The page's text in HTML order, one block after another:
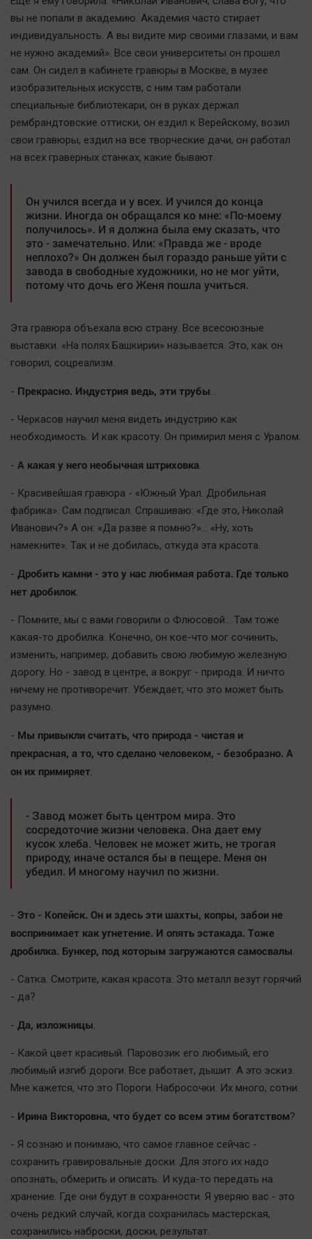
вы не попали в академию. Академия часто стирает
индивидуальность. А вы видите мир своими глазами, и вам
не нужно академий». Все свои университеты он прошел
сам. Он сидел в кабинете гравюры в Москве, в музее
изобразительных искусств, с ним там работали
специальные библиотекари, он в руках держал
рембрандтовские оттиски, он ездил к Верейскому, возил
свои гравюры, ездил на все творческие дачи, он работал
на всех граверных станках, какие бывают.
Он учился всегда и у всех. И учился до конца
жизни. Иногда он обращался ко мне: «По-моему
получилось». И я должна была ему сказать, что
это - замечательно. Или: «Правда же - вроде
неплохо?» Он должен был гораздо раньше уйти с
завода в свободные художники, но не мог уйти,
потому что дочь его Женя пошла учиться.
Эта гравюра объехала всю страну. Все всесоюзные
выставки. «На полях Башкирии» называется. Это, как он
говорил, соцреализм.
- Прекрасно. Индустрия ведь, эти трубы…
- Черкасов научил меня видеть индустрию как
необходимость. И как красоту. Он примирил меня с Уралом.
- А какая у него необычная штриховка.
- Красивейшая гравюра - «Южный Урал. Дробильная
фабрика». Сам подписал. Спрашиваю: «Где это, Николай
Иванович?» А он: «Да разве я помню?»… «Ну, хоть
намекните». Так и не добилась, откуда эта красота.
- Дробить камни - это у нас любимая работа. Где только
нет дробилок.
- Помните, мы с вами говорили о Флюсовой… Там тоже
какая-то дробилка. Конечно, он кое-что мог сочинить,
изменить, например, добавить свою любимую железную
дорогу. Но - завод в центре, а вокруг - природа. И ничто
ничему не противоречит. Убеждает, что это может быть
разумно.
- Мы привыкли считать, что природа - чистая и
прекрасная, а то, что сделано человеком, - безобразно. А
он их примиряет.
- Завод может быть центром мира. Это
сосредоточие жизни человека. Она дает ему
кусок хлеба. Человек не может жить, не трогая
природу, иначе остался бы в пещере. Меня он
убедил. И многому научил по жизни.
- Это - Копейск. Он и здесь эти шахты, копры, забои не
воспринимает как угнетение. И опять эстакада. Тоже
дробилка. Бункер, под которым загружаются самосвалы.
- Сатка. Смотрите, какая красота. Это металл везут горячий
- да?
- Да, изложницы.
- Какой цвет красивый. Паровозик его любимый, его
любимый изгиб дороги. Все работает, дышит. А это эскиз.
Мне кажется, что это Пороги. Набросочки. Их много, сотни.
- Ирина Викторовна, что будет со всем этим богатством?
- Я сознаю и понимаю, что самое главное сейчас -
сохранить гравировальные доски. Для этого их надо
опознать, обмерить и описать. И куда-то передать на
хранение. Где они будут в сохранности. Я уверяю вас - это
очень редкий случай, когда сохранилась мастерская,
сохранились наброски, доски, результат.